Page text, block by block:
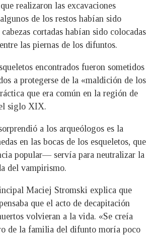
realizaron las excavaciones
de los restos habían sido
cortadas habían sido colocadas
las piernas de los difuntos.
encontrados fueron sometidos
a protegerse de la «maldición de los
que era común en la región de
siglo XIX.
a los arqueólogos es la
en las bocas de los esqueletos, que
popular— servía para neutralizar la
del vampirismo.
Maciej Stromski explica que
que el acto de decapitación
volvieran a la vida. «Se creía
de la familia del difunto moría poco